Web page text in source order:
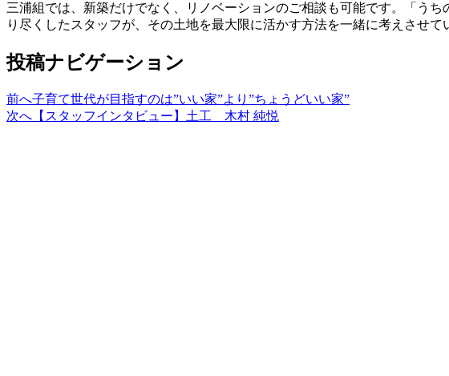
三浦組では、新築だけでなく、リノベーションのご相談も可能です。「う
り尽くしたスタッフが、その土地を最大限に活かす方法を一緒に考えさせて
投稿ナビゲーション
前へ子育て世代が目指すのは”いい家”より”ちょうどいい家”
次へ 【スタッフインタビュー】土工 木村 純悦